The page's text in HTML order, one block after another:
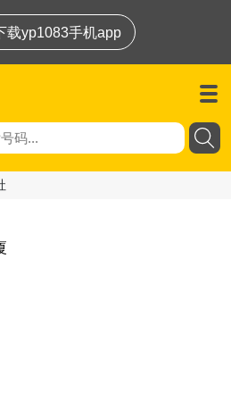
载yp1083手机app